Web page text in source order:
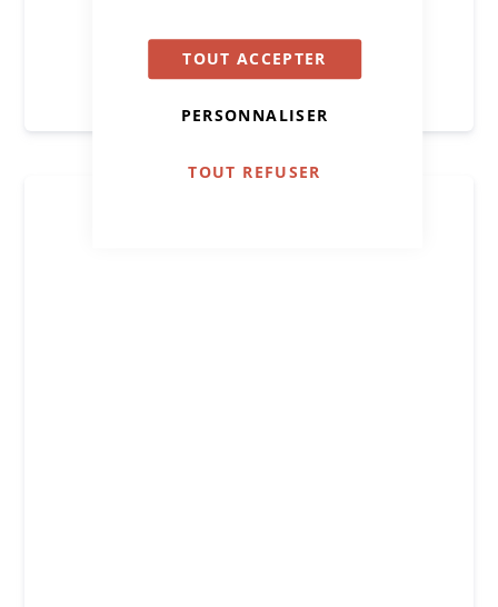
TOUT ACCEPTER
PERSONNALISER
TOUT REFUSER
Authenticité préservée